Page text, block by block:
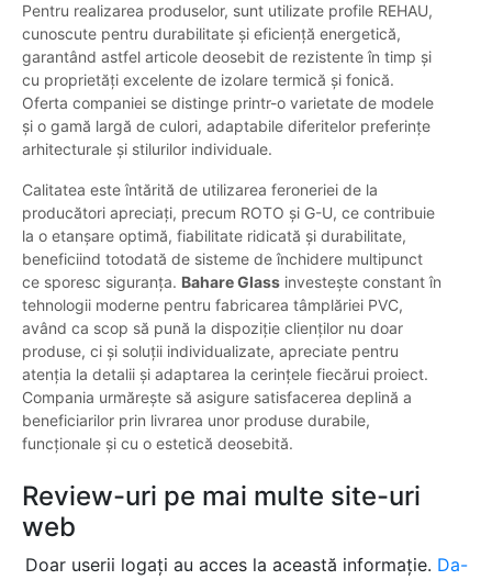
Pentru realizarea produselor, sunt utilizate profile REHAU,
cunoscute pentru durabilitate și eficiență energetică,
garantând astfel articole deosebit de rezistente în timp și
cu proprietăți excelente de izolare termică și fonică.
Oferta companiei se distinge printr-o varietate de modele
și o gamă largă de culori, adaptabile diferitelor preferințe
arhitecturale și stilurilor individuale.
Calitatea este întărită de utilizarea feroneriei de la
producători apreciați, precum ROTO și G-U, ce contribuie
la o etanșare optimă, fiabilitate ridicată și durabilitate,
beneficiind totodată de sisteme de închidere multipunct
ce sporesc siguranța. Bahare Glass investește constant în
tehnologii moderne pentru fabricarea tâmplăriei PVC,
având ca scop să pună la dispoziție clienților nu doar
produse, ci și soluții individualizate, apreciate pentru
atenția la detalii și adaptarea la cerințele fiecărui proiect.
Compania urmărește să asigure satisfacerea deplină a
beneficiarilor prin livrarea unor produse durabile,
funcționale și cu o estetică deosebită.
Review-uri pe mai multe site-uri
web
Doar userii logați au acces la această informație. Da-